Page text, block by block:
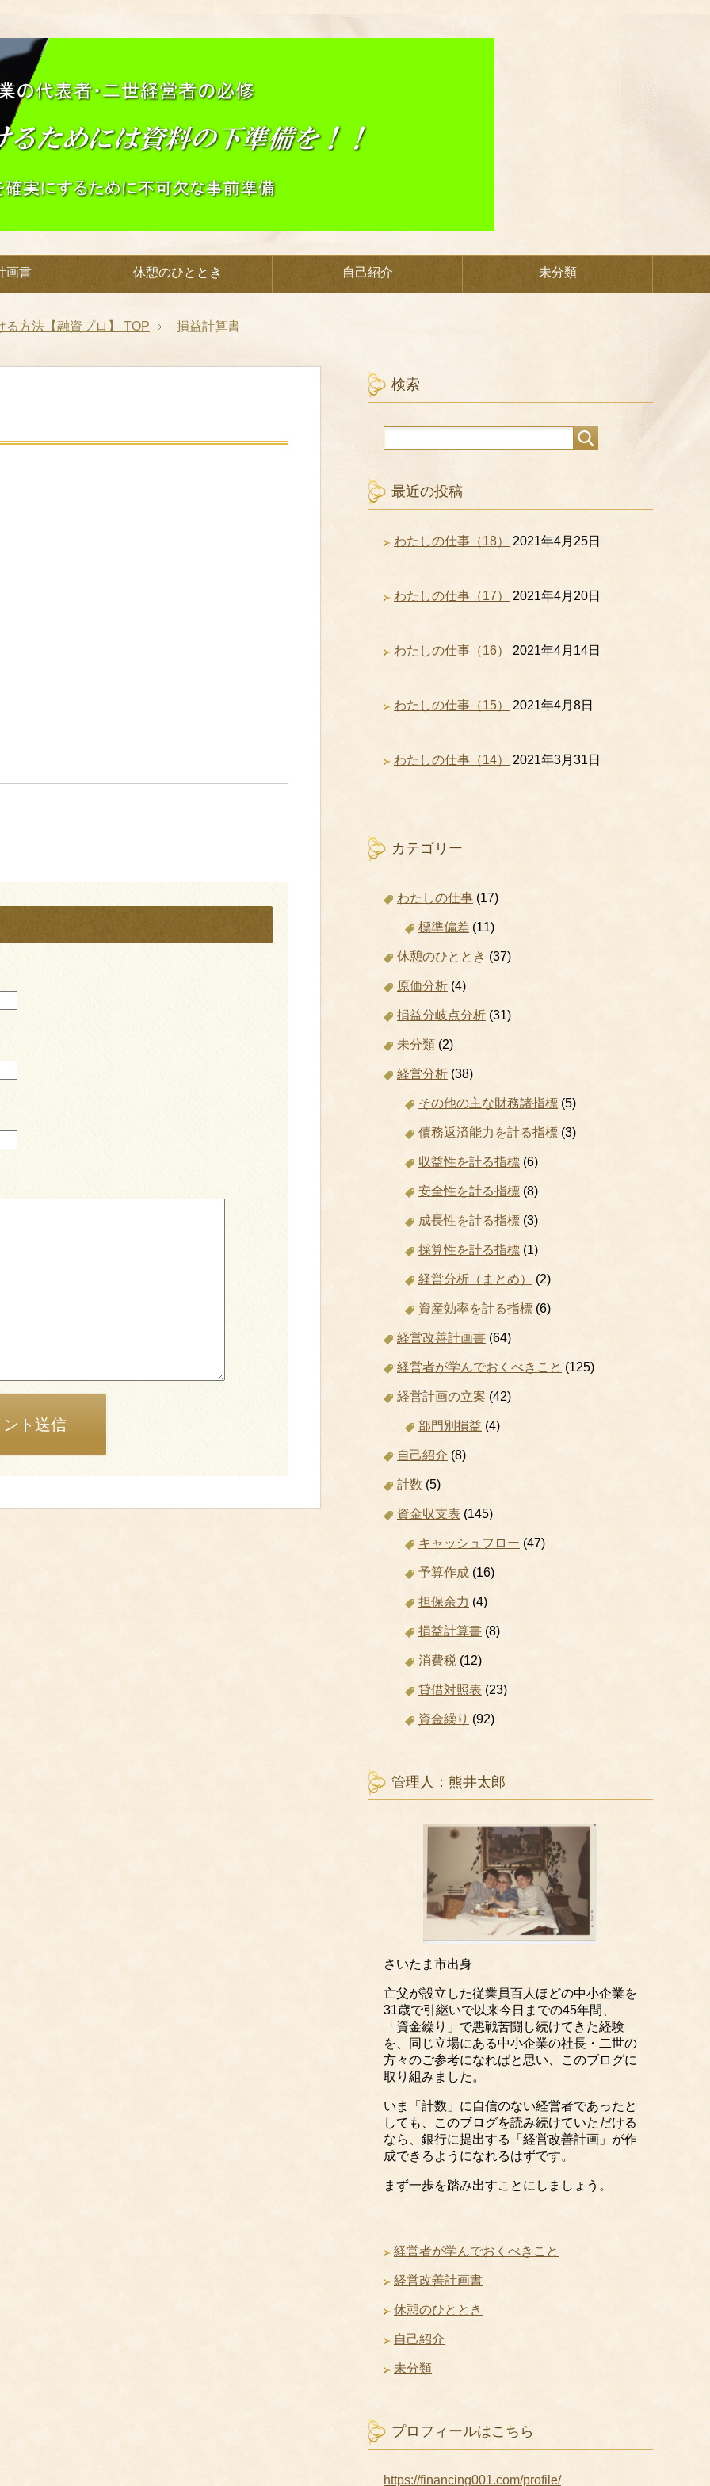
画書 休憩のひととき 自己紹介 未分類
方法【融資プロ】 TOP 損益計算書
ト送信
検索
最近の投稿
わたしの仕事（18） 2021年4月25日
わたしの仕事（17） 2021年4月20日
わたしの仕事（16） 2021年4月14日
わたしの仕事（15） 2021年4月8日
わたしの仕事（14） 2021年3月31日
カテゴリー
わたしの仕事 (17)
標準偏差 (11)
休憩のひととき (37)
原価分析 (4)
損益分岐点分析 (31)
未分類 (2)
経営分析 (38)
その他の主な財務諸指標 (5)
債務返済能力を計る指標 (3)
収益性を計る指標 (6)
安全性を計る指標 (8)
成長性を計る指標 (3)
採算性を計る指標 (1)
経営分析（まとめ） (2)
資産効率を計る指標 (6)
経営改善計画書 (64)
経営者が学んでおくべきこと (125)
経営計画の立案 (42)
部門別損益 (4)
自己紹介 (8)
計数 (5)
資金収支表 (145)
キャッシュフロー (47)
予算作成 (16)
担保余力 (4)
損益計算書 (8)
消費税 (12)
貸借対照表 (23)
資金繰り (92)
管理人：熊井太郎
さいたま市出身
亡父が設立した従業員百人ほどの中小企業を
31歳で引継いで以来今日までの45年間、
「資金繰り」で悪戦苦闘し続けてきた経験
を、同じ立場にある中小企業の社長・二世の
方々のご参考になればと思い、このブログに
取り組みました。
いま「計数」に自信のない経営者であったと
しても、このブログを読み続けていただける
なら、銀行に提出する「経営改善計画」が作
成できるようになれるはずです。
まず一歩を踏み出すことにしましょう。
経営者が学んでおくべきこと
経営改善計画書
休憩のひととき
自己紹介
未分類
プロフィールはこちら
https://financing001.com/profile/